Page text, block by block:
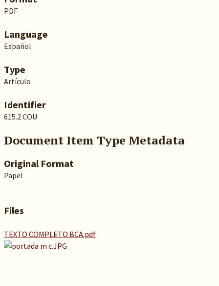
PDF
Language
Español
Type
Artículo
Identifier
615.2 COU
Document Item Type Metadata
Original Format
Papel
Files
TEXTO COMPLETO BCA.pdf